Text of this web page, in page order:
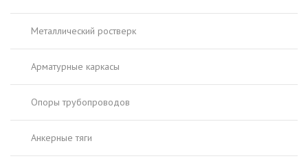
Металлический ростверк
Арматурные каркасы
Опоры трубопроводов
Анкерные тяги